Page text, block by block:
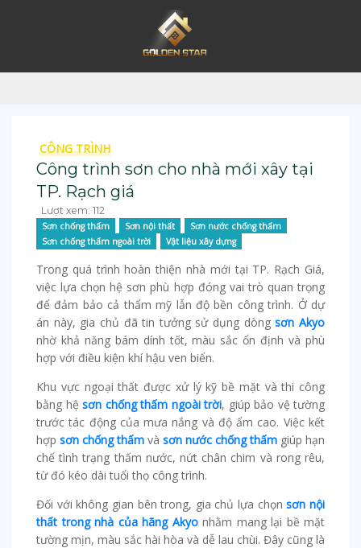
CÔNG TRÌNH
Công trình sơn cho nhà mới xây tại
TP. Rạch giá
Lượt xem: 112
Sơn chống thấm Sơn nội thất
Sơn nước chống thấm
Sơn chống thấm ngoài trời
Vật liệu xây dựng
Trong quá trình hoàn thiện nhà mới tại TP. Rạch Giá,
việc lựa chọn hệ sơn phù hợp đóng vai trò quan trọng
để đảm bảo cả thẩm mỹ lẫn độ bền công trình. Ở dự
án này, gia chủ đã tin tưởng sử dụng dòngsơn Akyo
nhờ khả năng bám dính tốt, màu sắc ổn định và phù
hợp với điều kiện khí hậu ven biển.
Khu vực ngoại thất được xử lý kỹ bề mặt và thi công
bằng hệ sơn chống thấm ngoài trời, giúp bảo vệ tường
trước tác động của mưa nắng và độ ẩm cao. Việc kết
hợp sơn chống thấm và sơn nước chống thấm giúp hạn
chế tình trạng thấm nước, nứt chân chim và rong rêu,
từ đó kéo dài tuổi thọ công trình.
Đối với không gian bên trong, gia chủ lựa chọnsơn nội
thất trong nhà của hãng Akyonhằm mang lại bề mặt
tường mịn, màu sắc hài hòa và dễ lau chùi. Đây cũng là